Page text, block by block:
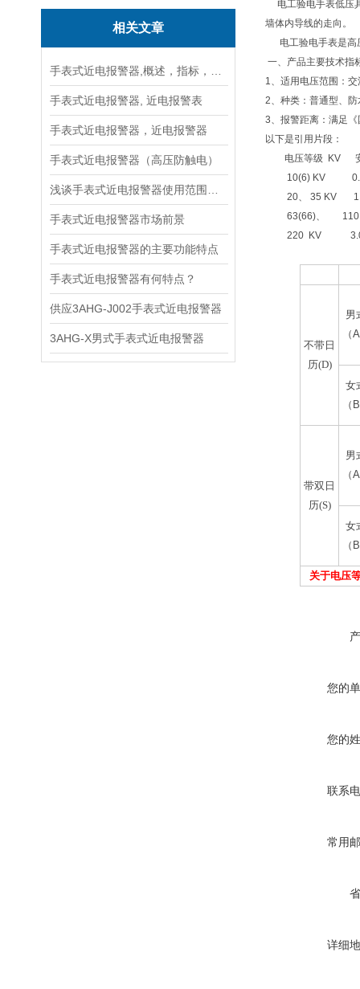
相关文章
手表式近电报警器, 近电报警表
手表式近电报警器，近电报警器
手表式近电报警器（高压防触电）
手表式近电报警器市场前景
手表式近电报警器的主要功能特点
手表式近电报警器有何特点？
供应3AHG-J002手表式近电报警器
3AHG-X男式手表式近电报警器
电工验电手表低压
墙体内导线的走向。
电工验电手表是高
一、产品主要技术指
1、适用电压范围：
2、种类：普通型、
3、报警距离：满足
以下是引用片段：
电压等级 KV
10(6) KV
20、 35 KV
63(66)、 110
220 KV
不带日
历(D)
男
（A
女
（ B
带双日
历(S)
男
（A
女
（ B
关于电压
您的
您的
联系
常用
详细